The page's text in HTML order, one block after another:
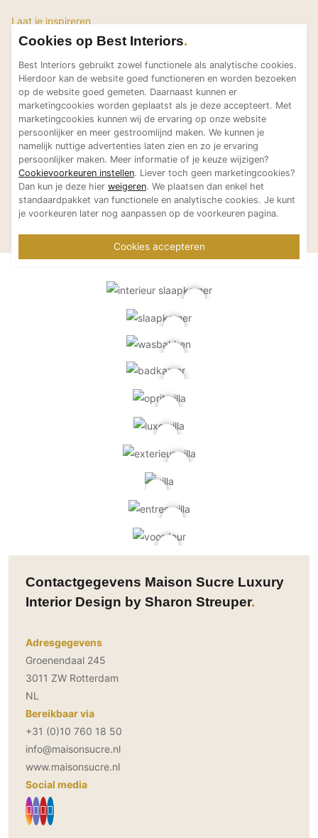
Laat je inspireren
Bekijk meer projecten van
Maison Sucre Luxury
Interior Design by Sharon
Streuper
Maison Sucre Luxury
Interior Design by Sharon
Streuper
Luxe buitenhuis
Maison Sucre Luxury
Interior Design by Sharon
Streuper
Contactgegevens Maison Sucre Luxury
Interior Design by Sharon Streuper
Adresgegevens
Groenendaal 245
3011 ZW Rotterdam
NL
Bereikbaar via
+31 (0)10 760 18 50
info@maisonsucre.nl
www.maisonsucre.nl
Social media
Cookies op Best Interiors
Best Interiors gebruikt zowel functionele als analytische cookies.
Hierdoor kan de website goed functioneren en worden bezoeken
op de website goed gemeten. Daarnaast kunnen er
marketingcookies worden geplaatst als je deze accepteert. Met
marketingcookies kunnen wij de ervaring op onze website
persoonlijker en meer gestroomlijnd maken. We kunnen je
namelijk nuttige advertenties laten zien en zo je ervaring
persoonlijker maken. Meer informatie of je keuze wijzigen?
Cookievoorkeuren instellen. Liever toch geen marketingcookies?
Dan kun je deze hier weigeren. We plaatsen dan enkel het
standaardpakket van functionele en analytische cookies. Je kunt
je voorkeuren later nog aanpassen op de voorkeuren pagina.
Cookies accepteren